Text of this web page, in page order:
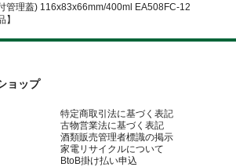
管理蓋) 116x83x66mm/400ml EA508FC-12
ョップ
特定商取引法に基づく表記
古物営業法に基づく表記
酒類販売管理者標識の掲示
家電リサイクルについて
BtoB掛け払い申込